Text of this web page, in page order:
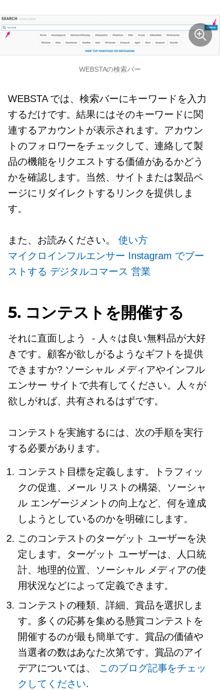
WEBSTAの検索バー
WEBSTA では、検索バーにキーワードを入力
するだけです。結果にはそのキーワードに関
連するアカウントが表示されます。アカウン
トのフォロワーをチェックして、連絡して製
品の機能をリクエストする価値があるかどう
かを確認します。当然、サイトまたは製品ペ
ージにリダイレクトするリンクを提供しま
す。
また、お読みください。 使い方
マイクロインフルエンサー Instagram でブー
ストする デジタルコマース 営業
5. コンテストを開催する
それに直面しよう - 人々は良い無料品が大好
きです。顧客が欲しがるようなギフトを提供
できますか? ソーシャル メディアやインフル
エンサー サイトで共有してください。人々が
欲しがれば、共有されるはずです。
コンテストを実施するには、次の手順を実行
する必要があります。
コンテスト目標を定義します。トラフィッ
クの促進、メール リストの構築、ソーシャ
ル エンゲージメントの向上など、何を達成
しようとしているのかを明確にします。
このコンテストのターゲット ユーザーを決
定します。ターゲット ユーザーは、人口統
計、地理的位置、ソーシャル メディアの使
用状況などによって定義できます。
コンテストの種類、詳細、賞品を選択しま
す。多くの応募を集める懸賞コンテストを
開催するのが最も簡単です。賞品の価値や
当選者の数はあなた次第です。賞品のアイ
デアについては、 このブログ記事をチェッ
クしてください.